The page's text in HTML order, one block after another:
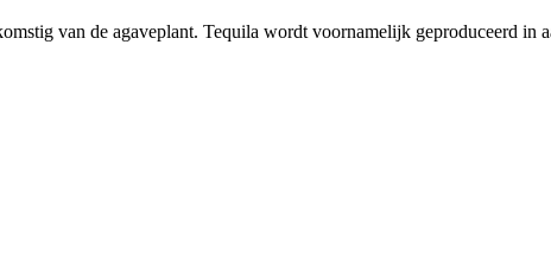
van de agaveplant. Tequila wordt voornamelijk geproduceerd in